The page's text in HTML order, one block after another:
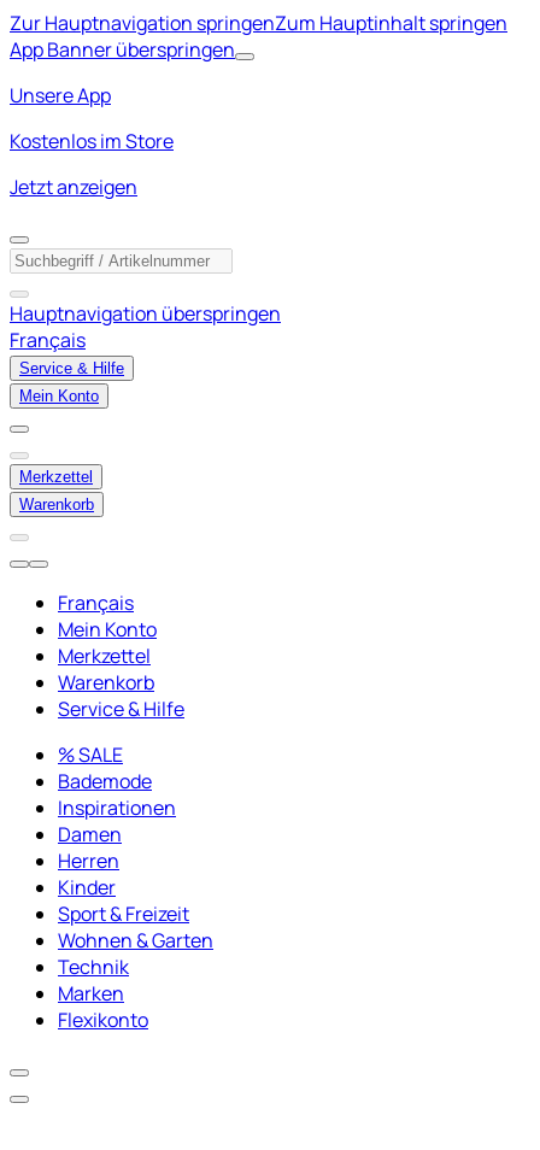
Zur Hauptnavigation springenZum Hauptinhalt springen
App Banner überspringen
Unsere App
Kostenlos im Store
Jetzt anzeigen
Hauptnavigation überspringen
Français
Service & Hilfe
Mein Konto
Merkzettel
Warenkorb
Français
Mein Konto
Merkzettel
Warenkorb
Service & Hilfe
% SALE
Bademode
Inspirationen
Damen
Herren
Kinder
Sport & Freizeit
Wohnen & Garten
Technik
Marken
Flexikonto